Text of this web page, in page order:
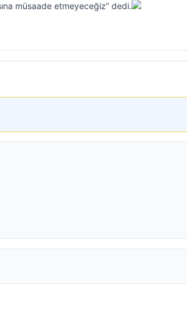
müsaade etmeyeceğiz” dedi.